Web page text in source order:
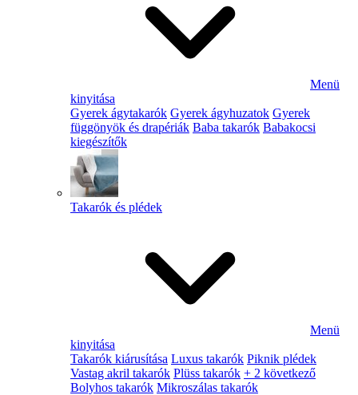
Menü
kinyitása
Gyerek ágytakarók Gyerek ágyhuzatok Gyerek
függönyök és drapériák Baba takarók Babakocsi
kiegészítők
Takarók és plédek
Menü
kinyitása
Takarók kiárusítása Luxus takarók Piknik plédek
Vastag akril takarók Plüss takarók + 2 következő
Bolyhos takarók Mikroszálas takarók